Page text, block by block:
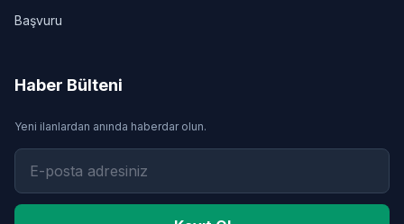
Başvuru
Haber Bülteni
Yeni ilanlardan anında haberdar olun.